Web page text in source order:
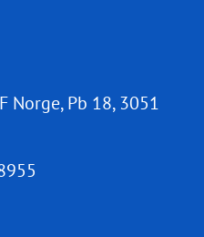
Norge, Pb 18, 3051